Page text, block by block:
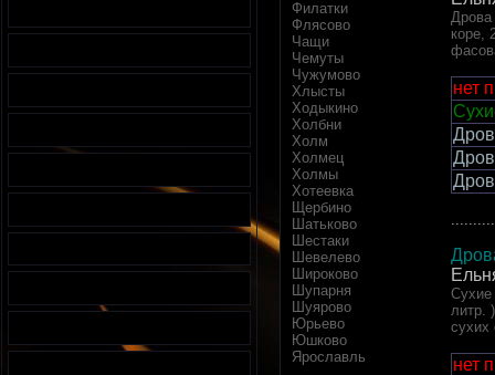
Филатки
Флясово
Чащи
Чемуты
Чужумово
Хлысты
Ходыкино
Холбни
Холм
Холмец
Холмы
Хотеевка
Щербино
Шатьково
Шестаки
Шевелево
Широково
Шупарня
Шуярово
Юрьево
Юшково
Ярославль
Дрова
коре,
нет
Сухие
литр.
сухих
нет